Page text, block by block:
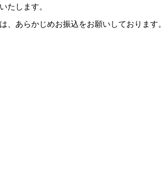
たします。
、あらかじめお振込をお願いしております